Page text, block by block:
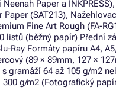
Paper a
(SAT213),
Fine Art Rough (FA-
(běžný papír) Přední
Ray Formáty papíru A4,
(89 × 89mm, 127 ×
gramáží 64 až 105 g/m2
g/m2 (Fotografický